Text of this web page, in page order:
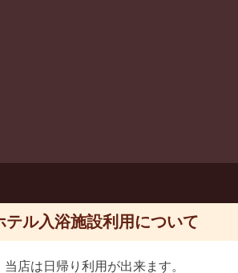
テル入浴施設利用について
当店は日帰り利用が出来ます。